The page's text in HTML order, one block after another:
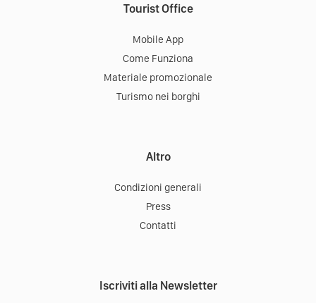
Tourist Office
Mobile App
Come Funziona
Materiale promozionale
Turismo nei borghi
Altro
Condizioni generali
Press
Contatti
Iscriviti alla Newsletter